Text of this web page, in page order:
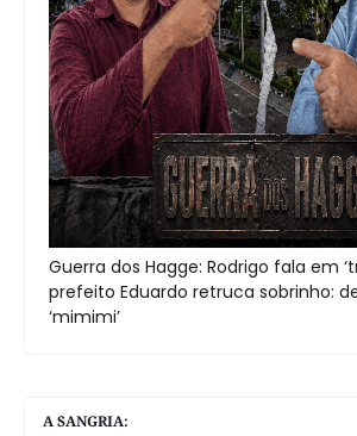
Guerra dos Hagge: Rodrigo fala em
prefeito Eduardo retruca sobrinho:
‘mimimi’
A SANGRIA: